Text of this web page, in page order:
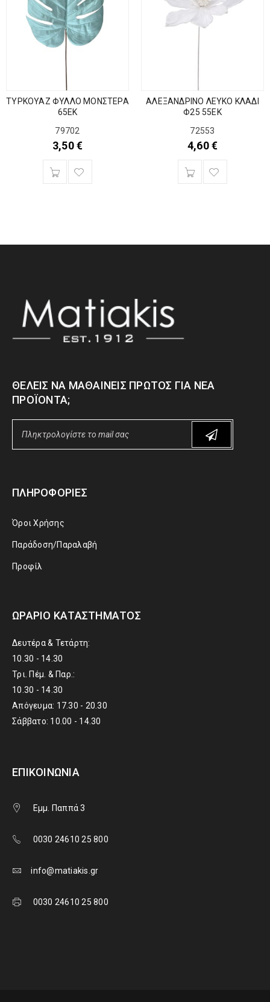
ΤΥΡΚΟΥΑΖ ΦΥΛΛΟ ΜΟΝΣΤΕΡΑ
65ΕΚ
79702
3,50€
ΑΛΕΞΑΝΔΡΙΝΟ ΛΕΥΚΟ ΚΛΑΔΙ
Φ25 55ΕΚ
72553
4,60€
ΘΈΛΕΙΣ ΝΑ ΜΑΘΑΊΝΕΙΣ ΠΡΏΤΟΣ ΓΙΑ ΝΈΑ
ΠΡΟΪΌΝΤΑ;
ΠΛΗΡΟΦΟΡΊΕΣ
Όροι Χρήσης
Παράδοση/Παραλαβή
Προφίλ
ΩΡΆΡΙΟ ΚΑΤΑΣΤΉΜΑΤΟΣ
Δευτέρα & Τετάρτη:
10.30 - 14.30
Τρι. Πέμ. & Παρ.:
10.30 - 14.30
Απόγευμα: 17.30 - 20.30
Σάββατο: 10.00 - 14.30
ΕΠΙΚΟΙΝΩΝΊΑ
Εμμ. Παππά 3
0030 24610 25 800
info@matiakis.gr
0030 24610 25 800